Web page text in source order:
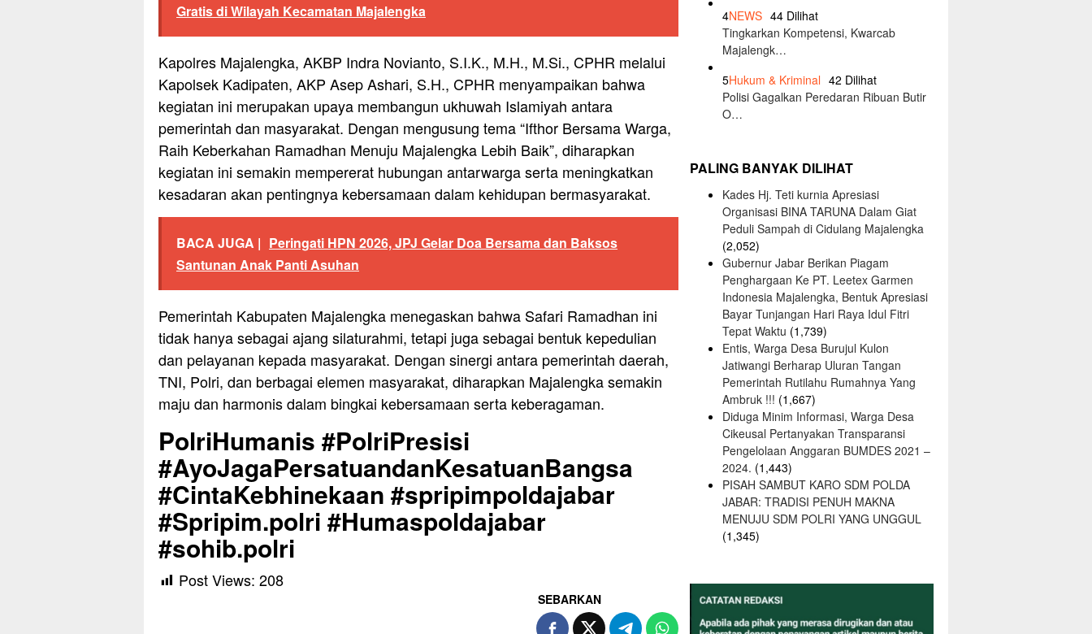
Gratis di Wilayah Kecamatan Majalengka
Kapolres Majalengka, AKBP Indra Novianto, S.I.K., M.H., M.Si., CPHR melalui
Kapolsek Kadipaten, AKP Asep Ashari, S.H., CPHR menyampaikan bahwa
kegiatan ini merupakan upaya membangun ukhuwah Islamiyah antara
pemerintah dan masyarakat. Dengan mengusung tema “Ifthor Bersama Warga,
Raih Keberkahan Ramadhan Menuju Majalengka Lebih Baik”, diharapkan
kegiatan ini semakin mempererat hubungan antarwarga serta meningkatkan
kesadaran akan pentingnya kebersamaan dalam kehidupan bermasyarakat.
BACA JUGA | Peringati HPN 2026, JPJ Gelar Doa Bersama dan Baksos
Santunan Anak Panti Asuhan
Pemerintah Kabupaten Majalengka menegaskan bahwa Safari Ramadhan ini
tidak hanya sebagai ajang silaturahmi, tetapi juga sebagai bentuk kepedulian
dan pelayanan kepada masyarakat. Dengan sinergi antara pemerintah daerah,
TNI, Polri, dan berbagai elemen masyarakat, diharapkan Majalengka semakin
maju dan harmonis dalam bingkai kebersamaan serta keberagaman.
PolriHumanis #PolriPresisi
#AyoJagaPersatuandanKesatuanBangsa
#CintaKebhinekaan #spripimpoldajabar
#Spripim.polri #Humaspoldajabar
#sohib.polri
Post Views: 208
SEBARKAN
4NEWS 44 Dilihat
Tingkarkan Kompetensi, Kwarcab
Majalengk…
5Hukum & Kriminal 42 Dilihat
Polisi Gagalkan Peredaran Ribuan Butir
O…
PALING BANYAK DILIHAT
Kades Hj. Teti kurnia Apresiasi
Organisasi BINA TARUNA Dalam Giat
Peduli Sampah di Cidulang Majalengka
(2,052)
Gubernur Jabar Berikan Piagam
Penghargaan Ke PT. Leetex Garmen
Indonesia Majalengka, Bentuk Apresiasi
Bayar Tunjangan Hari Raya Idul Fitri
Tepat Waktu (1,739)
Entis, Warga Desa Burujul Kulon
Jatiwangi Berharap Uluran Tangan
Pemerintah Rutilahu Rumahnya Yang
Ambruk !!! (1,667)
Diduga Minim Informasi, Warga Desa
Cikeusal Pertanyakan Transparansi
Pengelolaan Anggaran BUMDES 2021 –
2024. (1,443)
PISAH SAMBUT KARO SDM POLDA
JABAR: TRADISI PENUH MAKNA
MENUJU SDM POLRI YANG UNGGUL
(1,345)